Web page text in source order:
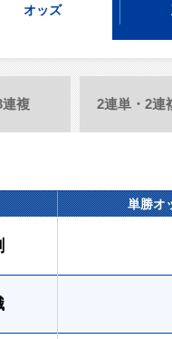
オッズ
連複 2連単・2連
単勝オ